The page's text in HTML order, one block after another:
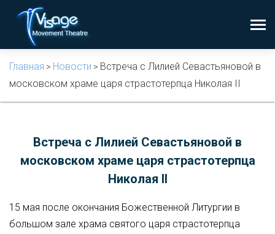
Главная > Новости > Встреча с Лилией Севастьяновой в
московском храме царя страстотерпца Николая II
Встреча с Лилией Севастьяновой в
московском храме царя страстотерпца
Николая II
15 мая после окончания Божественной Литургии в
большом зале храма святого царя страстотерпца